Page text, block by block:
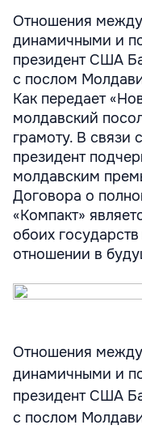
Отношения
динамичными и
президент США
с послом
Как передает
молдавский
грамоту. В связи
президент
молдавским
Договора о
«Компакт»
обоих
отношении в
Отношения
динамичными и
президент США
с послом